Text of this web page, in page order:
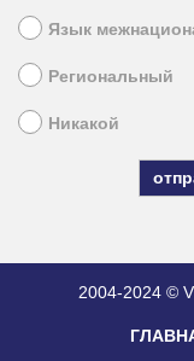
Язык
Региональный
Никакой
2004-2024 ©